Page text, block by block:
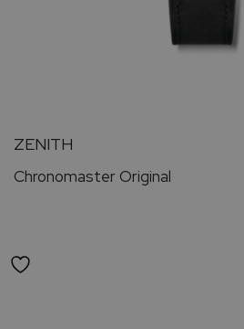
ZENITH
Chronomaster Original